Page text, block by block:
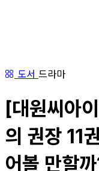
도서 드라마
[대원씨아
의 권장 11
어볼 만할